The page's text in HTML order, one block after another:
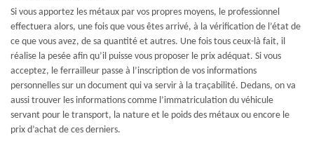
Si vous apportez les métaux par vos propres moyens, le professionnel
effectuera alors, une fois que vous êtes arrivé, à la vérification de l’état de
ce que vous avez, de sa quantité et autres. Une fois tous ceux-là fait, il
réalise la pesée afin qu’il puisse vous proposer le prix adéquat. Si vous
acceptez, le ferrailleur passe à l’inscription de vos informations
personnelles sur un document qui va servir à la traçabilité. Dedans, on va
aussi trouver les informations comme l’immatriculation du véhicule
servant pour le transport, la nature et le poids des métaux ou encore le
prix d’achat de ces derniers.